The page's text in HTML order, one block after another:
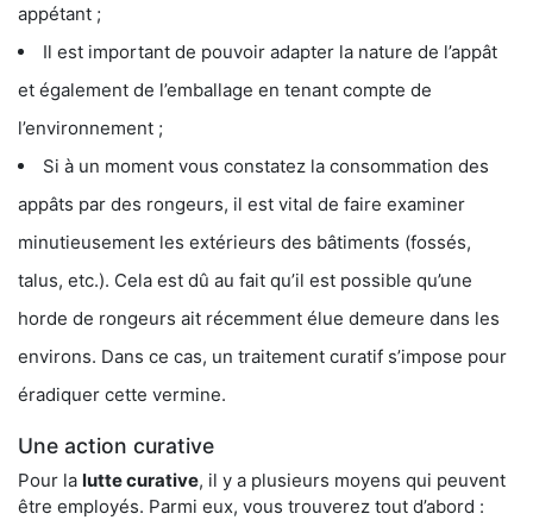
appétant ;
Il est important de pouvoir adapter la nature de l’appât
et également de l’emballage en tenant compte de
l’environnement ;
Si à un moment vous constatez la consommation des
appâts par des rongeurs, il est vital de faire examiner
minutieusement les extérieurs des bâtiments (fossés,
talus, etc.). Cela est dû au fait qu’il est possible qu’une
horde de rongeurs ait récemment élue demeure dans les
environs. Dans ce cas, un traitement curatif s’impose pour
éradiquer cette vermine.
Une action curative
Pour la lutte curative, il y a plusieurs moyens qui peuvent
être employés. Parmi eux, vous trouverez tout d’abord :